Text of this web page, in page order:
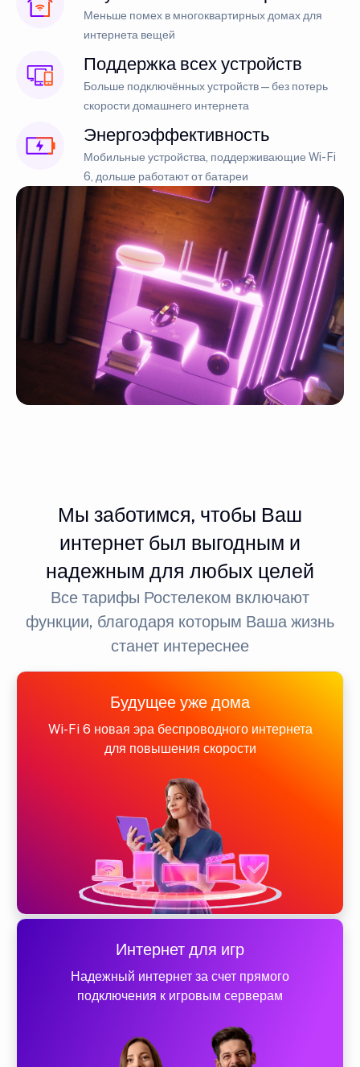
Меньше помех в многоквартирных домах для
интернета вещей
Поддержка всех устройств
Больше подключённых устройств — без потерь
скорости домашнего интернета
Энергоэффективность
Мобильные устройства, поддерживающие Wi-Fi
6, дольше работают от батареи
Мы заботимся, чтобы Ваш
интернет был выгодным и
надежным для любых целей
Все тарифы Ростелеком включают
функции, благодаря которым Ваша жизнь
станет интереснее
Будущее уже дома
Wi-Fi 6 новая эра беспроводного интернета
для повышения скорости
Интернет для игр
Надежный интернет за счет прямого
подключения к игровым серверам